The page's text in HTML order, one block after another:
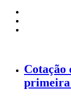
Cotação
primeira